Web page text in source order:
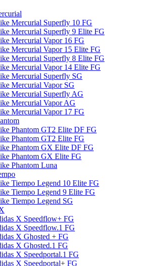
Mercurial Superfly 10 FG
Mercurial Superfly 9 Elite FG
Mercurial Vapor 16 FG
Mercurial Vapor 15 Elite FG
Mercurial Superfly 8 Elite FG
Mercurial Vapor 14 Elite FG
Mercurial Superfly SG
Mercurial Vapor SG
Mercurial Superfly AG
Mercurial Vapor AG
Mercurial Vapor 17 FG
Phantom GT2 Elite DF FG
Phantom GT2 Elite FG
Phantom GX Elite DF FG
Phantom GX Elite FG
Phantom Luna
Tiempo Legend 10 Elite FG
Tiempo Legend 9 Elite FG
Tiempo Legend SG
X Speedflow+ FG
X Speedflow.1 FG
X Ghosted + FG
X Ghosted.1 FG
X Speedportal.1 FG
X Speedportal+ FG